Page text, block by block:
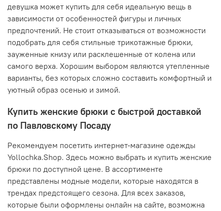
девушка может купить для себя идеальную вещь в
зависимости от особенностей фигуры и личных
предпочтений. Не стоит отказываться от возможности
подобрать для себя стильные трикотажные брюки,
зауженные книзу или расклешенные от колена или
самого верха. Хорошим выбором являются утепленные
варианты, без которых сложно составить комфортный и
уютный образ осенью и зимой.
Купить женские брюки с быстрой доставкой
по Павловскому Посаду
Рекомендуем посетить интернет-магазине одежды
Yollochka.Shop. Здесь можно выбрать и купить женские
брюки по доступной цене. В ассортименте
представлены модные модели, которые находятся в
трендах предстоящего сезона. Для всех заказов,
которые были оформлены онлайн на сайте, возможна